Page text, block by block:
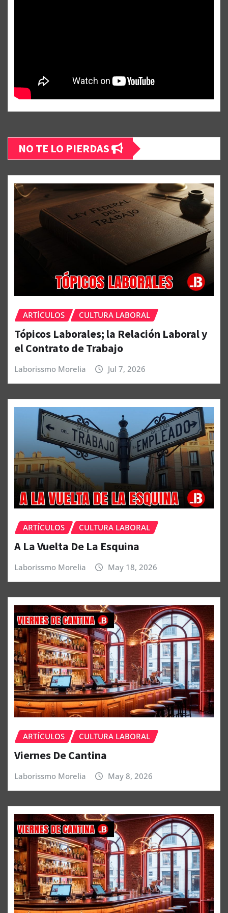
NO TE LO PIERDAS
ARTÍCULOS CULTURA LABORAL
Tópicos Laborales; la Relación Laboral y
el Contrato de Trabajo
Laborissmo Morelia Jul 7, 2026
ARTÍCULOS CULTURA LABORAL
A La Vuelta De La Esquina
Laborissmo Morelia May 18, 2026
ARTÍCULOS CULTURA LABORAL
Viernes De Cantina
Laborissmo Morelia May 8, 2026